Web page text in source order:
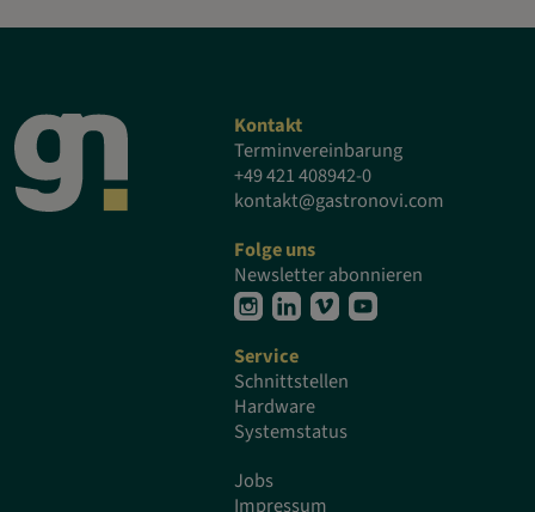
Kontakt
Terminvereinbarung
+49 421 408942-0
kontakt@gastronovi.com
Folge uns
Newsletter abonnieren
Service
Schnittstellen
Hardware
Systemstatus
Jobs
Impressum